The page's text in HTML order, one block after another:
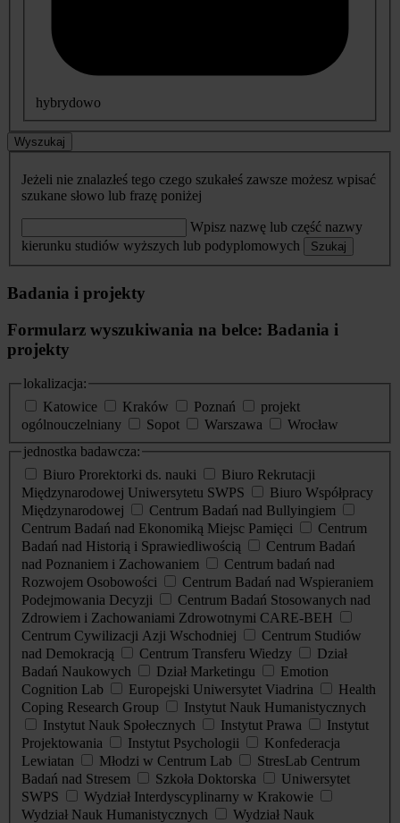
hybrydowo
Wyszukaj
Jeżeli nie znalazłeś tego czego szukałeś zawsze możesz wpisać
szukane słowo lub frazę poniżej
Wpisz nazwę lub część nazwy
kierunku studiów wyższych lub podyplomowych
Szukaj
Badania i projekty
Formularz wyszukiwania na belce: Badania i
projekty
lokalizacja:
Katowice
Kraków Poznań
projekt
ogólnouczelniany
Sopot Warszawa
Wrocław
jednostka badawcza:
Biuro Prorektorki ds. nauki
Biuro Rekrutacji
Międzynarodowej Uniwersytetu SWPS
Biuro Współpracy
Międzynarodowej
Centrum Badań nad Bullyingiem
Centrum Badań nad Ekonomiką Miejsc Pamięci
Centrum
Badań nad Historią i Sprawiedliwością
Centrum Badań
nad Poznaniem i Zachowaniem
Centrum badań nad
Rozwojem Osobowości
Centrum Badań nad Wspieraniem
Podejmowania Decyzji
Centrum Badań Stosowanych nad
Zdrowiem i Zachowaniami Zdrowotnymi CARE-BEH
Centrum Cywilizacji Azji Wschodniej
Centrum Studiów
nad Demokracją
Centrum Transferu Wiedzy
Dział
Badań Naukowych
Dział Marketingu
Emotion
Cognition Lab
Europejski Uniwersytet Viadrina
Health
Coping Research Group
Instytut Nauk Humanistycznych
Instytut Nauk Społecznych
Instytut Prawa
Instytut
Projektowania
Instytut Psychologii
Konfederacja
Lewiatan
Młodzi w Centrum Lab
StresLab Centrum
Badań nad Stresem
Szkoła Doktorska
Uniwersytet
SWPS
Wydział Interdyscyplinarny w Krakowie
Wydział Nauk Humanistycznych
Wydział Nauk